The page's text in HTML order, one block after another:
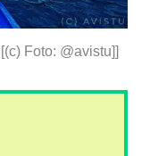
Foto: @avistu]]